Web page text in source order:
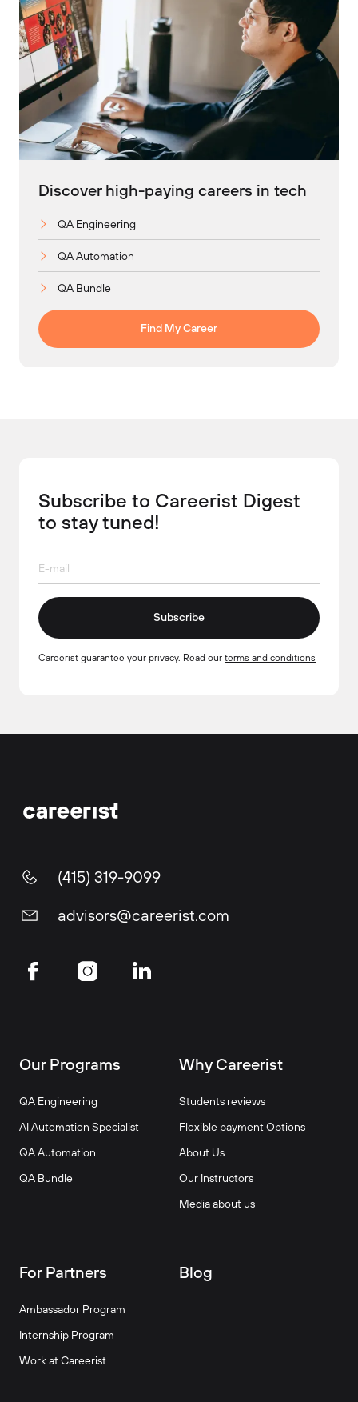
Discover high-paying careers in tech
QA Engineering
QA Automation
QA Bundle
Find My Career
Subscribe to Careerist Digest
to stay tuned!
Subscribe
Careerist guarantee your privacy. Read our terms and conditions
(415) 319-9099
advisors@careerist.com
Our Programs
QA Engineering
AI Automation Specialist
QA Automation
QA Bundle
Why Careerist
Students reviews
Flexible payment Options
About Us
Our Instructors
Media about us
For Partners
Ambassador Program
Internship Program
Work at Careerist
Blog